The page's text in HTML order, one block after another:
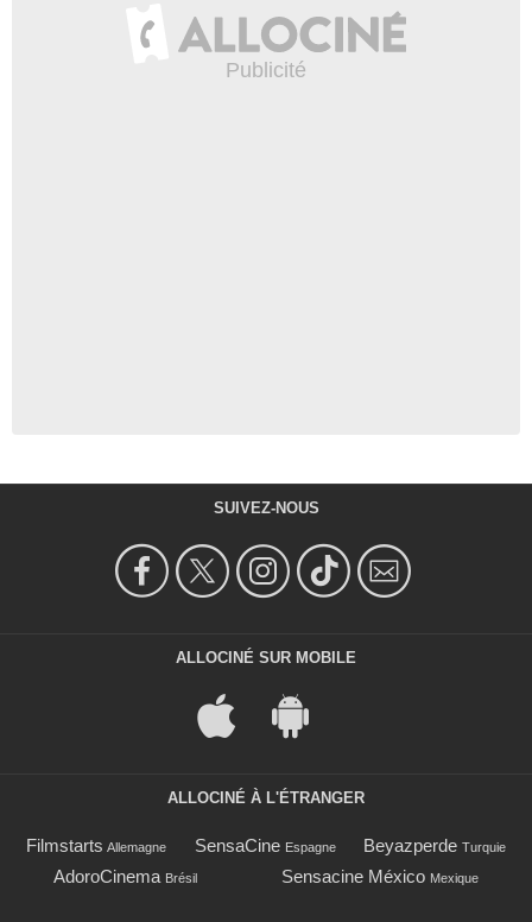
SUIVEZ-NOUS
ALLOCINÉ SUR MOBILE
ALLOCINÉ À L'ÉTRANGER
Filmstarts Allemagne SensaCine Espagne Beyazperde Turquie
AdoroCinema Brésil Sensacine México Mexique